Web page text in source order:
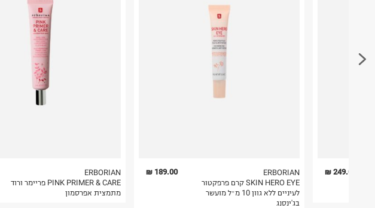
ERBORIAN
PINK PRIMER & CARE פריימר ורוד
מתמצית אפרסמון
189.00 ₪
ERBORIAN
SKIN HERO EYE קרם פרפקטור
לעיניים ללא גוון 10 מ״ל מועשר
בג'ינסנג
249.00 ₪